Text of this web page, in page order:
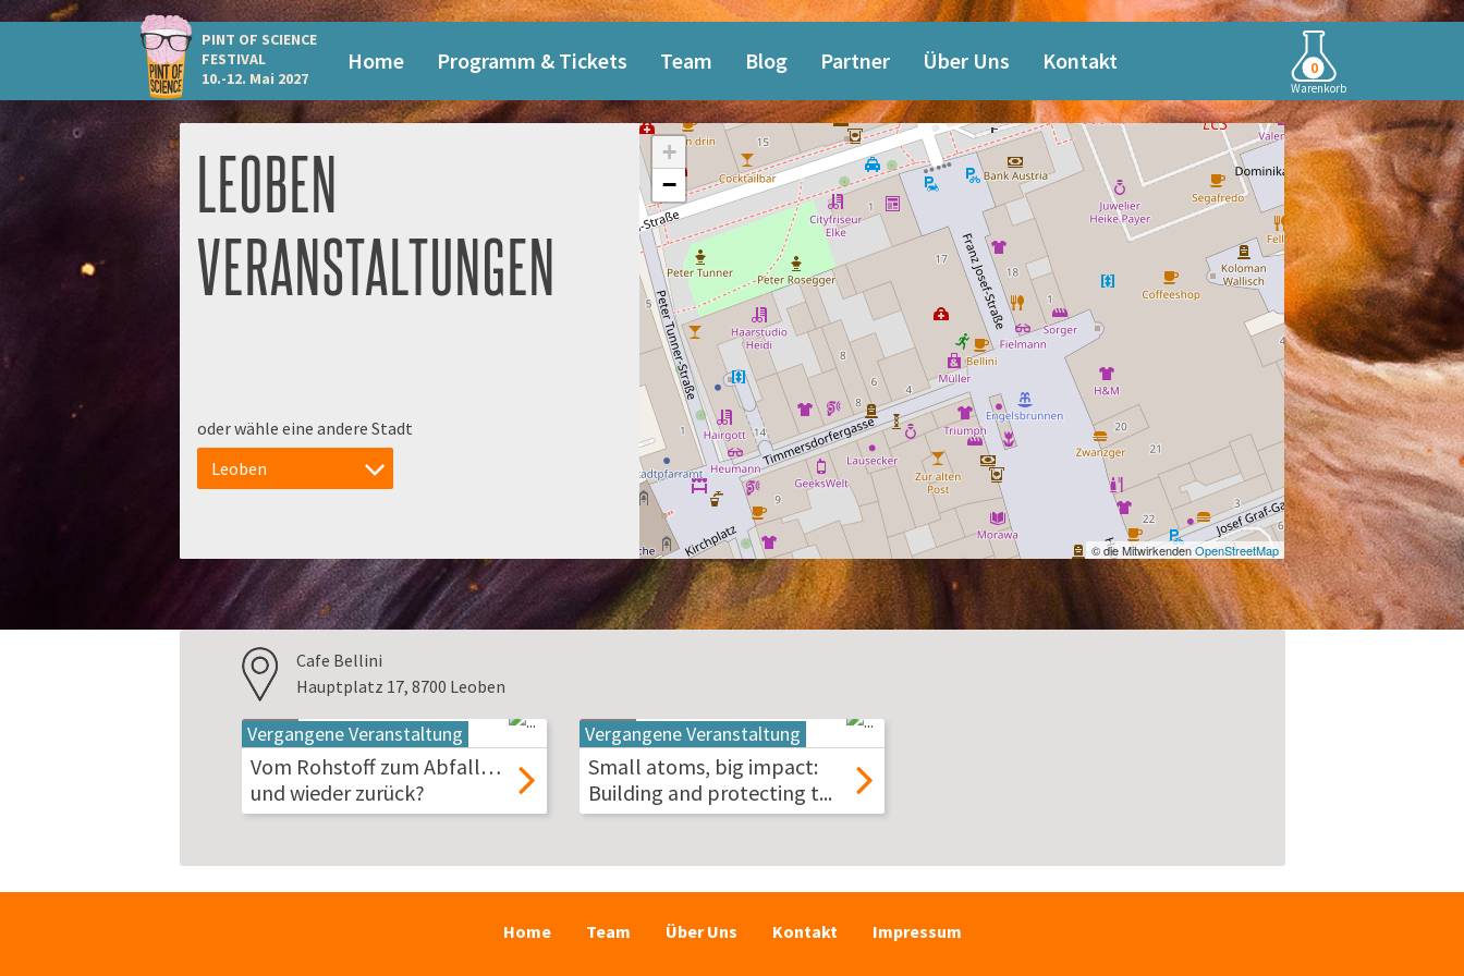
PINT OF SCIENCE
FESTIVAL
10.-12. Mai 2027
0
Warenkorb
Home Programm & Tickets Team Blog Partner Über Uns Kontakt
LEOBEN
VERANSTALTUNGEN
oder wähle eine andere Stadt
Leoben
+
−
© die MitwirkendenOpenStreetMap
Cafe Bellini
Hauptplatz 17, 8700 Leoben
19
Mai
2026
Vergangene Veranstaltung
Vom Rohstoff zum Abfall…
und wieder zurück?
20
Mai
2026
Vergangene Veranstaltung
Small atoms, big impact:
Building and protecting t...
Home Team Über Uns Kontakt Impressum